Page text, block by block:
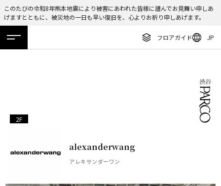
このたびの令和8年熊本地震により被害にあわれた皆様に謹んでお見舞い申しあ
げますとともに、被災地の一日も早い復旧を、心よりお祈り申しあげます。
フロアガイド JP
ホーム 特集 ニュース イベント アクセス
イベント・ポップアップ
特集
ENGLISH
繁体字
日本語
2F
alexanderwang
アレキサンダーワン